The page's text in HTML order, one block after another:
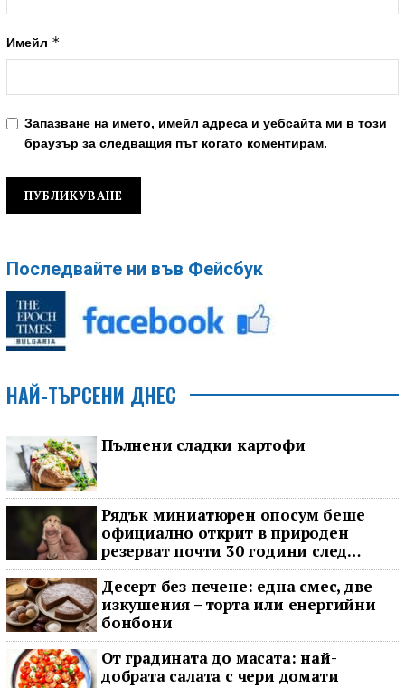
Имейл *
Запазване на името, имейл адреса и уебсайта ми в този
браузър за следващия път когато коментирам.
Последвайте ни във Фейсбук
НАЙ-ТЪРСЕНИ ДНЕС
Пълнени сладки картофи
Рядък миниатюрен опосум беше
официално открит в природен
резерват почти 30 години след
последното му наблюдение
Десерт без печене: една смес, две
изкушения – торта или енергийни
бонбони
От градината до масата: най-
добрата салата с чери домати